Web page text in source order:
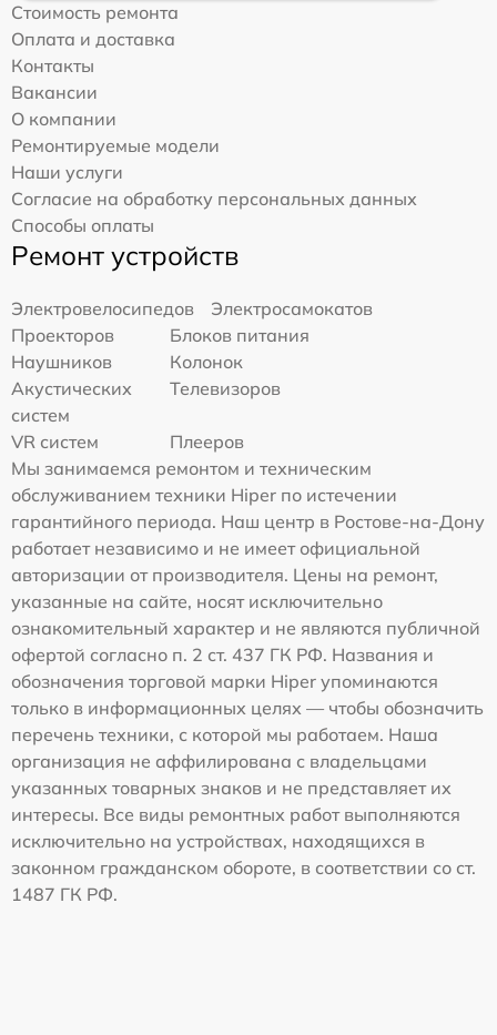
Стоимость ремонта
Оплата и доставка
Контакты
Вакансии
О компании
Ремонтируемые модели
Наши услуги
Согласие на обработку персональных данных
Способы оплаты
Ремонт устройств
Электровелосипедов
Электросамокатов
Проекторов
Блоков питания
Наушников
Колонок
Акустических
систем
Телевизоров
VR систем
Плееров
Мы занимаемся ремонтом и техническим
обслуживанием техники Hiper по истечении
гарантийного периода. Наш центр в Ростове-на-Дону
работает независимо и не имеет официальной
авторизации от производителя. Цены на ремонт,
указанные на сайте, носят исключительно
ознакомительный характер и не являются публичной
офертой согласно п. 2 ст. 437 ГК РФ. Названия и
обозначения торговой марки Hiper упоминаются
только в информационных целях — чтобы обозначить
перечень техники, с которой мы работаем. Наша
организация не аффилирована с владельцами
указанных товарных знаков и не представляет их
интересы. Все виды ремонтных работ выполняются
исключительно на устройствах, находящихся в
законном гражданском обороте, в соответствии со ст.
1487 ГК РФ.